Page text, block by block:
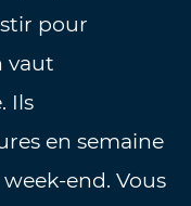
pour
vaut
Ils
en semaine
end. Vous